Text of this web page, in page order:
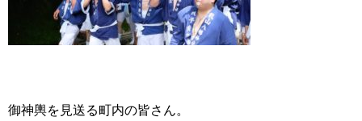
御神輿を見送る町内の皆さん。